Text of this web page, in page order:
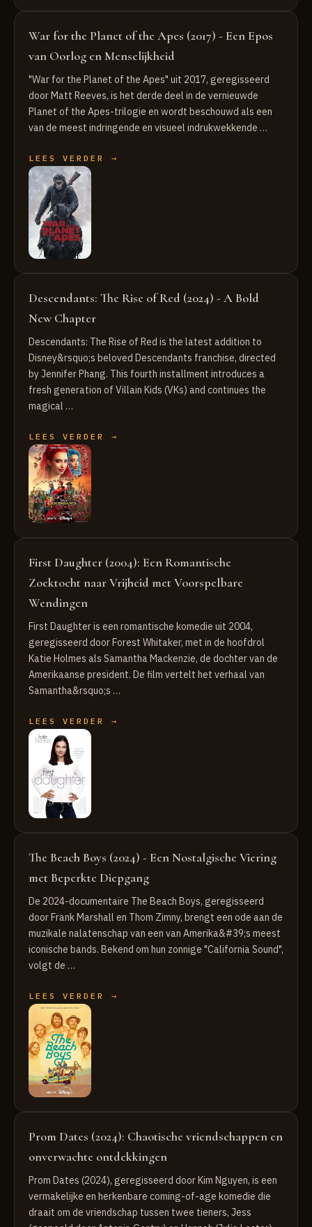
War for the Planet of the Apes (2017) - Een Epos
van Oorlog en Menselijkheid
"War for the Planet of the Apes" uit 2017, geregisseerd
door Matt Reeves, is het derde deel in de vernieuwde
Planet of the Apes-trilogie en wordt beschouwd als een
van de meest indringende en visueel indrukwekkende …
LEES VERDER →
Descendants: The Rise of Red (2024) - A Bold
New Chapter
Descendants: The Rise of Red is the latest addition to
Disney&rsquo;s beloved Descendants franchise, directed
by Jennifer Phang. This fourth installment introduces a
fresh generation of Villain Kids (VKs) and continues the
magical …
LEES VERDER →
First Daughter (2004): Een Romantische
Zoektocht naar Vrijheid met Voorspelbare
Wendingen
First Daughter is een romantische komedie uit 2004,
geregisseerd door Forest Whitaker, met in de hoofdrol
Katie Holmes als Samantha Mackenzie, de dochter van de
Amerikaanse president. De film vertelt het verhaal van
Samantha&rsquo;s …
LEES VERDER →
The Beach Boys (2024) - Een Nostalgische Viering
met Beperkte Diepgang
De 2024-documentaire The Beach Boys, geregisseerd
door Frank Marshall en Thom Zimny, brengt een ode aan de
muzikale nalatenschap van een van Amerika&#39;s meest
iconische bands. Bekend om hun zonnige "California Sound",
volgt de …
LEES VERDER →
Prom Dates (2024): Chaotische vriendschappen en
onverwachte ontdekkingen
Prom Dates (2024), geregisseerd door Kim Nguyen, is een
vermakelijke en herkenbare coming-of-age komedie die
draait om de vriendschap tussen twee tieners, Jess